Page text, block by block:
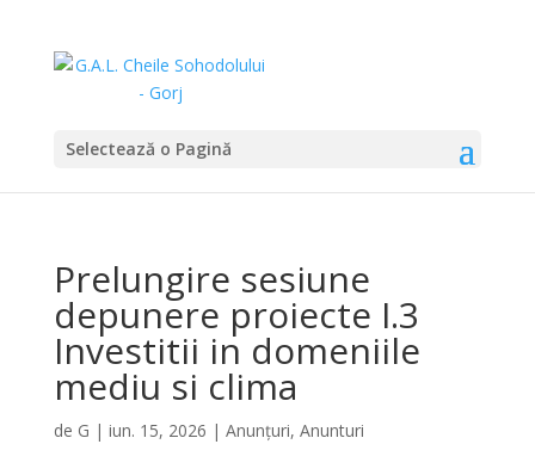
Selectează o Pagină
Prelungire sesiune
depunere proiecte I.3
Investitii in domeniile
mediu si clima
de G | iun. 15, 2026 | Anunțuri, Anunturi